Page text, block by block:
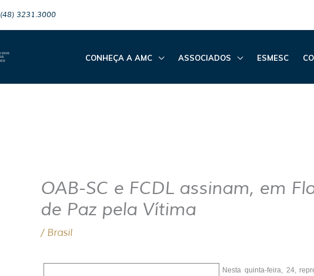
(48) 3231.3000
CONHEÇA A AMC ASSOCIADOS ESMESC
OAB-SC e FCDL assinam, em
de Paz pela Vítima
/ Brasil
Nesta quinta-feira, 24,